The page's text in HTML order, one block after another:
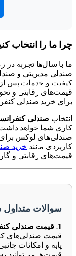
چرا ما را انتخاب
ما با سال‌ها تجربه در
صندلی مدیریتی و
کیفیت و خدمات پس از
قیمت‌های رقابتی و
برای خرید صندلی
انتخاب صندلی
کاری شما خواهد
صندلی‌های لوکس برای
کاربردی مانند خرید
قیمت‌های رقابتی و
سوالات متداول
1. قیمت صندلی کنفرانسی چقدر است؟
قیمت صندلی‌های
پایه و امکانات
قیمت‌ها می‌توانید